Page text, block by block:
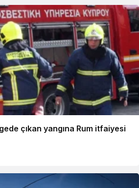
çıkan yangına Rum itfaiyesi